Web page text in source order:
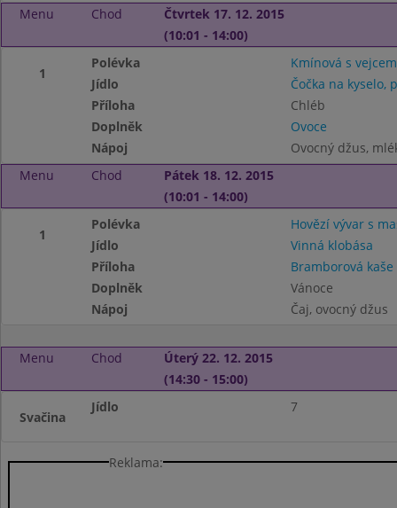
Menu
Chod
Čtvrtek 17. 12. 2015
(10:01 - 14:00)
1
Polévka
Kmínová s vejcem
Jídlo
Čočka na kyselo,
Příloha
Chléb
Doplněk
Ovoce
Nápoj
Ovocný džus,
Menu
Chod
Pátek 18. 12. 2015
(10:01 - 14:00)
1
Polévka
Hovězí vývar s
Jídlo
Vinná klobása
Příloha
Bramborová kaše
Doplněk
Vánoce
Nápoj
Čaj, ovocný džus
Menu Chod
Úterý 22. 12. 2015
(14:30 - 15:00)
Svačina
Jídlo 7
Reklama: